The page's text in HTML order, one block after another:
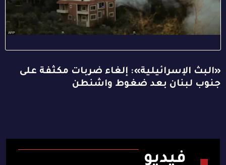
«البث الإسرائيلية»: إلغاء ضربات مكثفة على
جنوب لبنان بعد ضغوط واشنطن
فيديو